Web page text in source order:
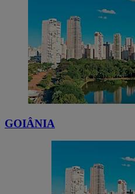
GOIÂNIA